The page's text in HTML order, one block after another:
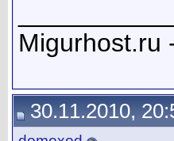
Migurhost.ru
30.11.2010,